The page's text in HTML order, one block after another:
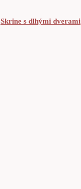
Skrine s dlhými dverami